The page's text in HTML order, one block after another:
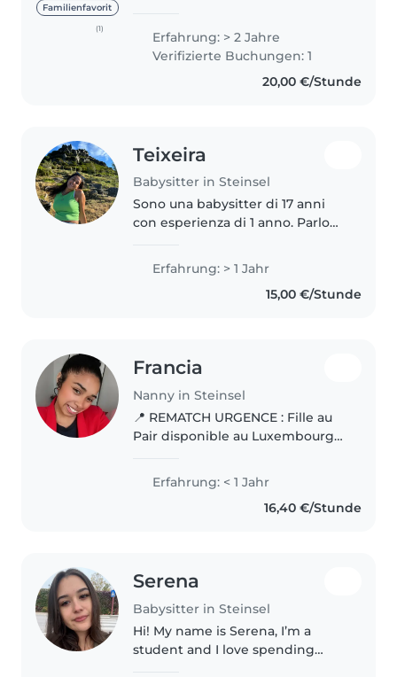
Familienfavorit
(1)
éducatrice. J'adore faire du
babysitting, jouer avec les..
Erfahrung: > 2 Jahre
Verifizierte Buchungen: 1
20,00 €/Stunde
Teixeira
Babysitter in Steinsel
Sono una babysitter di 17 anni
con esperienza di 1 anno. Parlo
inglese, italiano,
lussemburghese, portoghese,
spagnolo e tedesco. Ho ottenuto
Erfahrung: > 1 Jahr
15,00 €/Stunde
Francia
Nanny in Steinsel
📍 REMATCH URGENCE : Fille au
Pair disponible au Luxembourg
les familles ! 🌸 Je m'appelle
Natenaina, j'ai 20 ans et je viens
de Madagascar. Étant..
Erfahrung: < 1 Jahr
16,40 €/Stunde
Serena
Babysitter in Steinsel
Hi! My name is Serena, I’m a
student and I love spending